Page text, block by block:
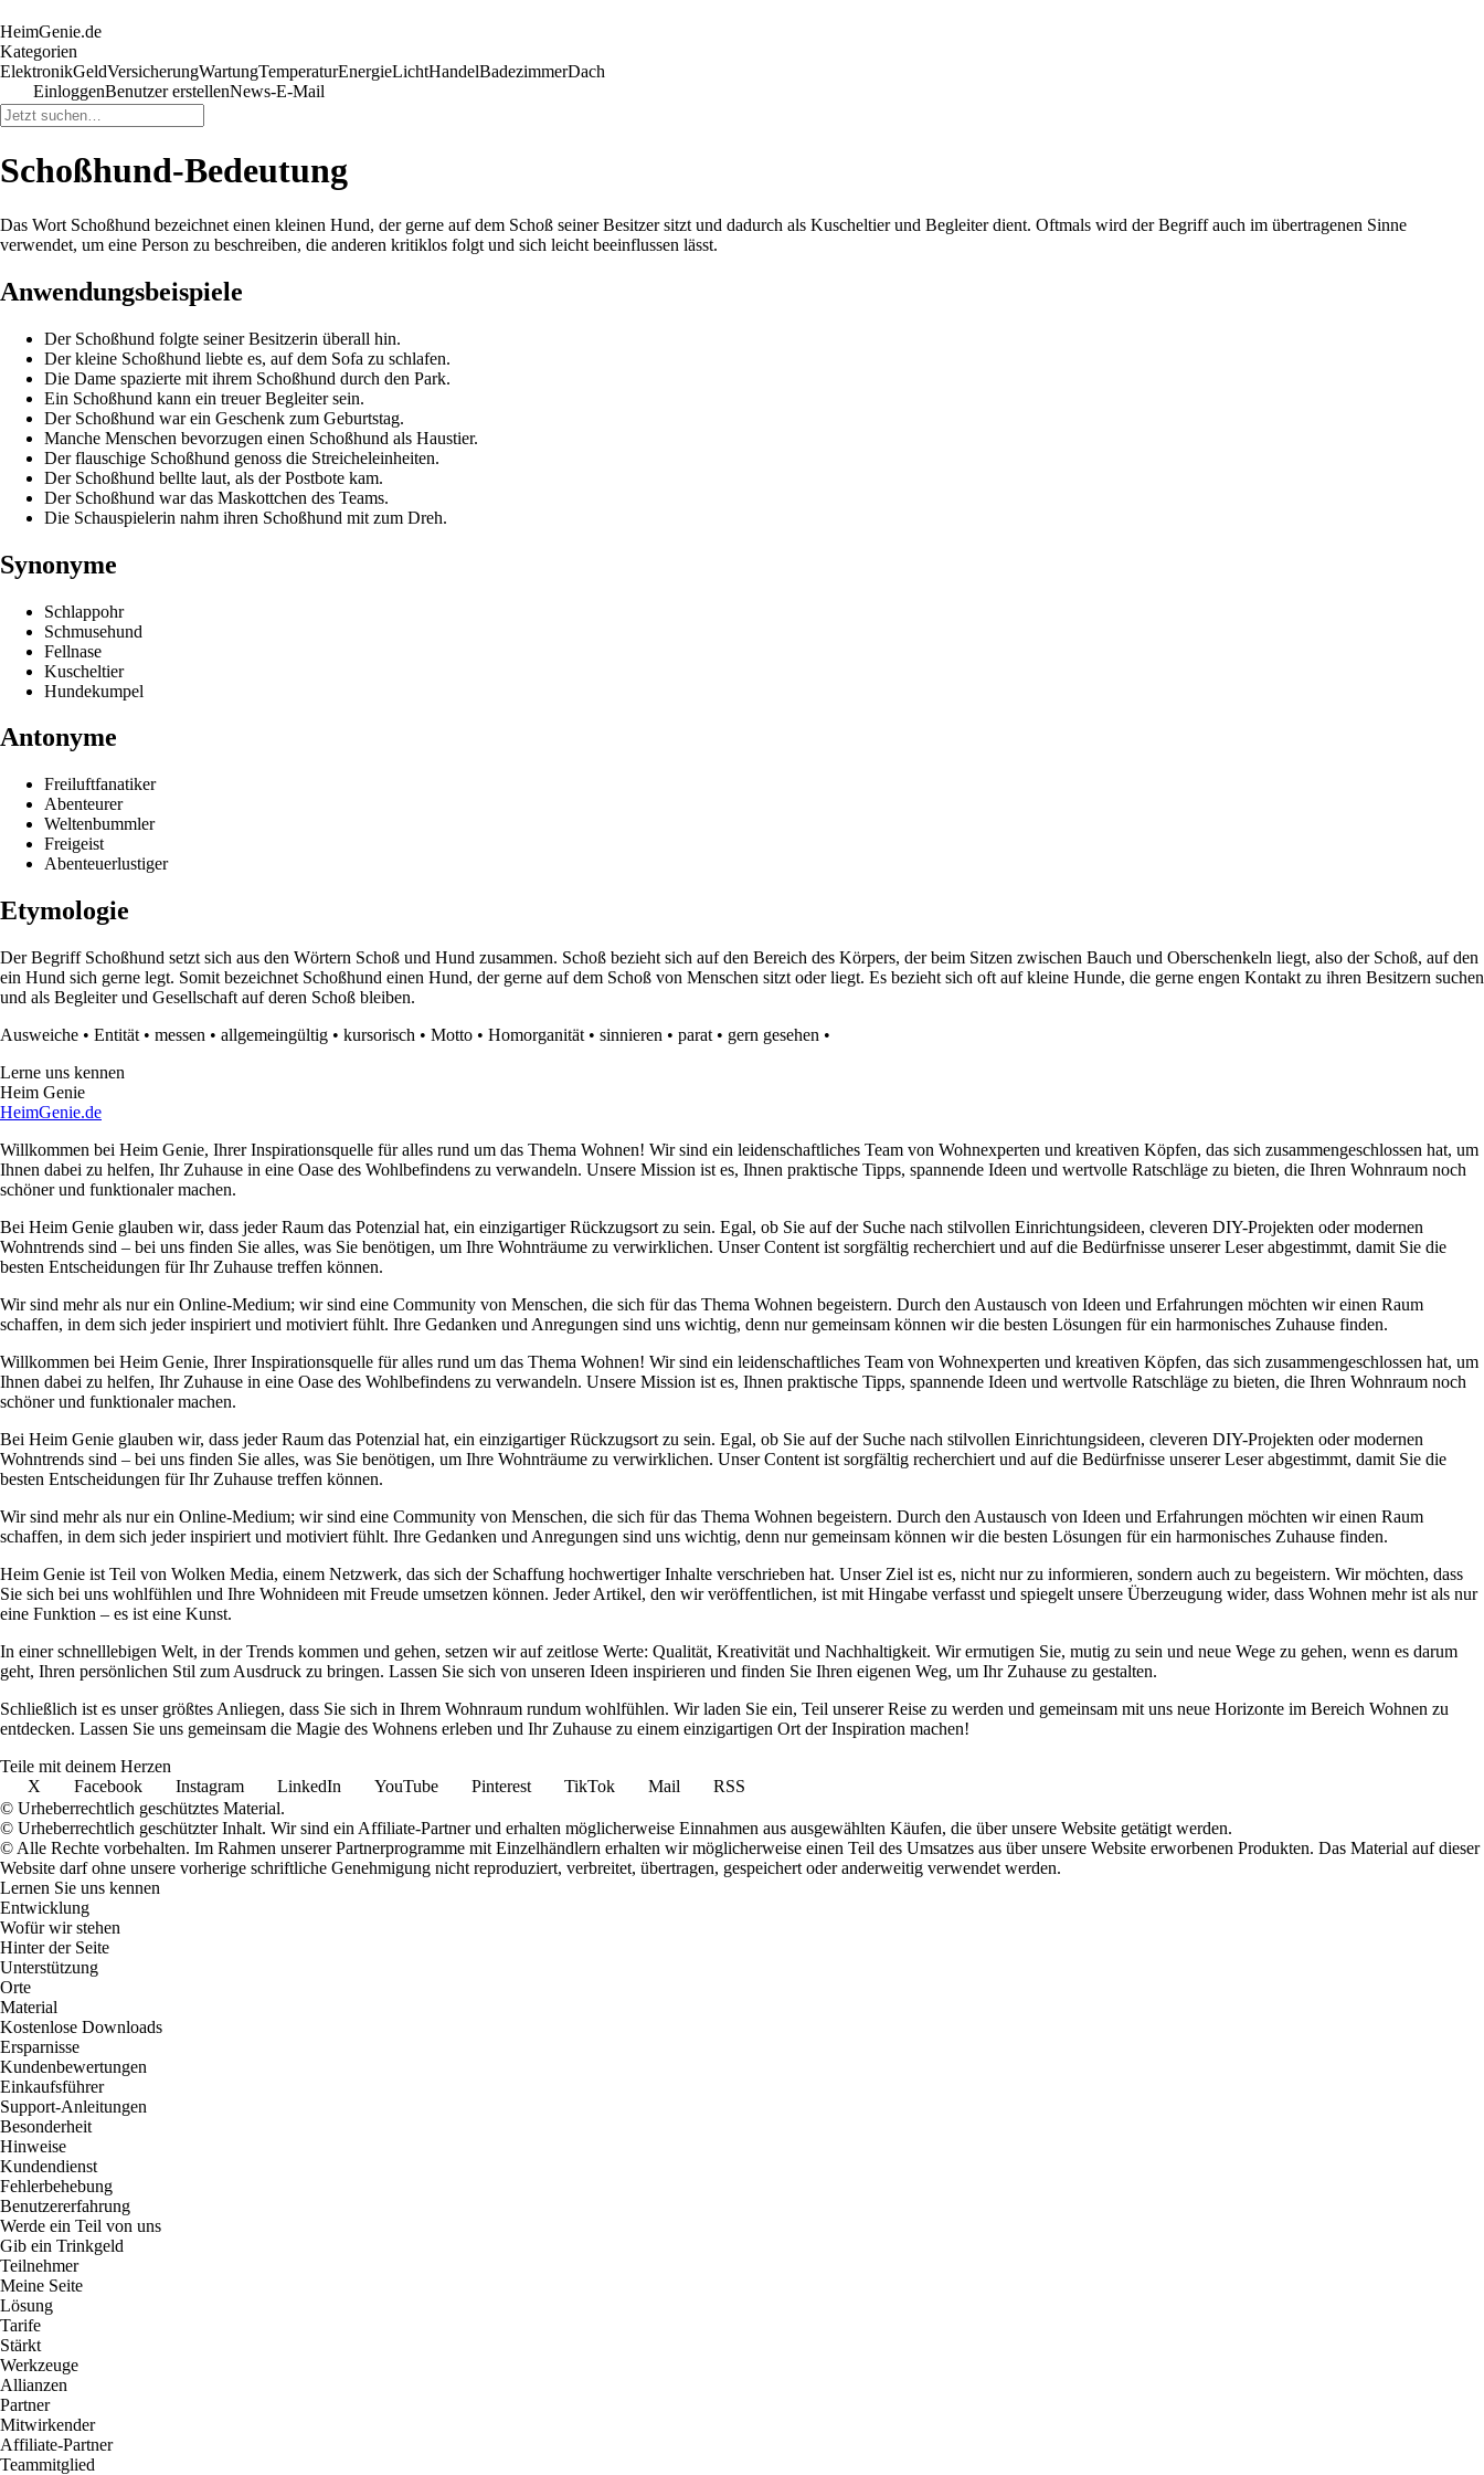
HeimGenie.de
Kategorien
ElektronikGeldVersicherungWartungTemperaturEnergieLichtHandelBadezimmerDach
EinloggenBenutzer erstellenNews-E-Mail
Schoßhund-Bedeutung
Das Wort Schoßhund bezeichnet einen kleinen Hund, der gerne auf dem Schoß seiner Besitzer sitzt und dadurch als Kuscheltier und Begleiter dient. Oftmals wird der Begriff auch im übertragenen Sinne
verwendet, um eine Person zu beschreiben, die anderen kritiklos folgt und sich leicht beeinflussen lässt.
Anwendungsbeispiele
Der Schoßhund folgte seiner Besitzerin überall hin.
Der kleine Schoßhund liebte es, auf dem Sofa zu schlafen.
Die Dame spazierte mit ihrem Schoßhund durch den Park.
Ein Schoßhund kann ein treuer Begleiter sein.
Der Schoßhund war ein Geschenk zum Geburtstag.
Manche Menschen bevorzugen einen Schoßhund als Haustier.
Der flauschige Schoßhund genoss die Streicheleinheiten.
Der Schoßhund bellte laut, als der Postbote kam.
Der Schoßhund war das Maskottchen des Teams.
Die Schauspielerin nahm ihren Schoßhund mit zum Dreh.
Synonyme
Schlappohr
Schmusehund
Fellnase
Kuscheltier
Hundekumpel
Antonyme
Freiluftfanatiker
Abenteurer
Weltenbummler
Freigeist
Abenteuerlustiger
Etymologie
Der Begriff Schoßhund setzt sich aus den Wörtern Schoß und Hund zusammen. Schoß bezieht sich auf den Bereich des Körpers, der beim Sitzen zwischen Bauch und Oberschenkeln liegt, also der Schoß, auf den
ein Hund sich gerne legt. Somit bezeichnet Schoßhund einen Hund, der gerne auf dem Schoß von Menschen sitzt oder liegt. Es bezieht sich oft auf kleine Hunde, die gerne engen Kontakt zu ihren Besitzern suchen
und als Begleiter und Gesellschaft auf deren Schoß bleiben.
Ausweiche • Entität • messen • allgemeingültig • kursorisch • Motto • Homorganität • sinnieren • parat • gern gesehen •
Lerne uns kennen
Heim Genie
HeimGenie.de
Willkommen bei Heim Genie, Ihrer Inspirationsquelle für alles rund um das Thema Wohnen! Wir sind ein leidenschaftliches Team von Wohnexperten und kreativen Köpfen, das sich zusammengeschlossen hat, um
Ihnen dabei zu helfen, Ihr Zuhause in eine Oase des Wohlbefindens zu verwandeln. Unsere Mission ist es, Ihnen praktische Tipps, spannende Ideen und wertvolle Ratschläge zu bieten, die Ihren Wohnraum noch
schöner und funktionaler machen.
Bei Heim Genie glauben wir, dass jeder Raum das Potenzial hat, ein einzigartiger Rückzugsort zu sein. Egal, ob Sie auf der Suche nach stilvollen Einrichtungsideen, cleveren DIY-Projekten oder modernen
Wohntrends sind – bei uns finden Sie alles, was Sie benötigen, um Ihre Wohnträume zu verwirklichen. Unser Content ist sorgfältig recherchiert und auf die Bedürfnisse unserer Leser abgestimmt, damit Sie die
besten Entscheidungen für Ihr Zuhause treffen können.
Wir sind mehr als nur ein Online-Medium; wir sind eine Community von Menschen, die sich für das Thema Wohnen begeistern. Durch den Austausch von Ideen und Erfahrungen möchten wir einen Raum
schaffen, in dem sich jeder inspiriert und motiviert fühlt. Ihre Gedanken und Anregungen sind uns wichtig, denn nur gemeinsam können wir die besten Lösungen für ein harmonisches Zuhause finden.
Willkommen bei Heim Genie, Ihrer Inspirationsquelle für alles rund um das Thema Wohnen! Wir sind ein leidenschaftliches Team von Wohnexperten und kreativen Köpfen, das sich zusammengeschlossen hat, um
Ihnen dabei zu helfen, Ihr Zuhause in eine Oase des Wohlbefindens zu verwandeln. Unsere Mission ist es, Ihnen praktische Tipps, spannende Ideen und wertvolle Ratschläge zu bieten, die Ihren Wohnraum noch
schöner und funktionaler machen.
Bei Heim Genie glauben wir, dass jeder Raum das Potenzial hat, ein einzigartiger Rückzugsort zu sein. Egal, ob Sie auf der Suche nach stilvollen Einrichtungsideen, cleveren DIY-Projekten oder modernen
Wohntrends sind – bei uns finden Sie alles, was Sie benötigen, um Ihre Wohnträume zu verwirklichen. Unser Content ist sorgfältig recherchiert und auf die Bedürfnisse unserer Leser abgestimmt, damit Sie die
besten Entscheidungen für Ihr Zuhause treffen können.
Wir sind mehr als nur ein Online-Medium; wir sind eine Community von Menschen, die sich für das Thema Wohnen begeistern. Durch den Austausch von Ideen und Erfahrungen möchten wir einen Raum
schaffen, in dem sich jeder inspiriert und motiviert fühlt. Ihre Gedanken und Anregungen sind uns wichtig, denn nur gemeinsam können wir die besten Lösungen für ein harmonisches Zuhause finden.
Heim Genie ist Teil von Wolken Media, einem Netzwerk, das sich der Schaffung hochwertiger Inhalte verschrieben hat. Unser Ziel ist es, nicht nur zu informieren, sondern auch zu begeistern. Wir möchten, dass
Sie sich bei uns wohlfühlen und Ihre Wohnideen mit Freude umsetzen können. Jeder Artikel, den wir veröffentlichen, ist mit Hingabe verfasst und spiegelt unsere Überzeugung wider, dass Wohnen mehr ist als nur
eine Funktion – es ist eine Kunst.
In einer schnelllebigen Welt, in der Trends kommen und gehen, setzen wir auf zeitlose Werte: Qualität, Kreativität und Nachhaltigkeit. Wir ermutigen Sie, mutig zu sein und neue Wege zu gehen, wenn es darum
geht, Ihren persönlichen Stil zum Ausdruck zu bringen. Lassen Sie sich von unseren Ideen inspirieren und finden Sie Ihren eigenen Weg, um Ihr Zuhause zu gestalten.
Schließlich ist es unser größtes Anliegen, dass Sie sich in Ihrem Wohnraum rundum wohlfühlen. Wir laden Sie ein, Teil unserer Reise zu werden und gemeinsam mit uns neue Horizonte im Bereich Wohnen zu
entdecken. Lassen Sie uns gemeinsam die Magie des Wohnens erleben und Ihr Zuhause zu einem einzigartigen Ort der Inspiration machen!
Teile mit deinem Herzen
X
Facebook Instagram LinkedIn YouTube Pinterest TikTok Mail
RSS
© Urheberrechtlich geschütztes Material.
© Urheberrechtlich geschützter Inhalt. Wir sind ein Affiliate-Partner und erhalten möglicherweise Einnahmen aus ausgewählten Käufen, die über unsere Website getätigt werden.
© Alle Rechte vorbehalten. Im Rahmen unserer Partnerprogramme mit Einzelhändlern erhalten wir möglicherweise einen Teil des Umsatzes aus über unsere Website erworbenen Produkten. Das Material auf dieser
Website darf ohne unsere vorherige schriftliche Genehmigung nicht reproduziert, verbreitet, übertragen, gespeichert oder anderweitig verwendet werden.
Lernen Sie uns kennen
Entwicklung
Wofür wir stehen
Hinter der Seite
Unterstützung
Orte
Material
Kostenlose Downloads
Ersparnisse
Kundenbewertungen
Einkaufsführer
Support-Anleitungen
Besonderheit
Hinweise
Kundendienst
Fehlerbehebung
Benutzererfahrung
Werde ein Teil von uns
Gib ein Trinkgeld
Teilnehmer
Meine Seite
Lösung
Tarife
Stärkt
Werkzeuge
Allianzen
Partner
Mitwirkender
Affiliate-Partner
Teammitglied